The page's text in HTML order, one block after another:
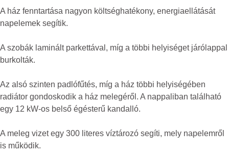
A ház fenntartása nagyon költséghatékony, energiaellátását
napelemek segítik.
A szobák laminált parkettával, míg a többi helyiséget járólappal
burkolták.
Az alsó szinten padlófűtés, míg a ház többi helyiségében
radiátor gondoskodik a ház melegéről. A nappaliban található
egy 12 kW-os belső égésterű kandalló.
A meleg vizet egy 300 literes víztározó segíti, mely napelemről
is működik.